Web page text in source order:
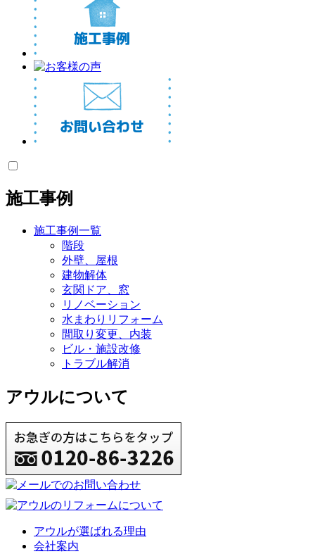
施工事例
施工事例一覧
階段
外壁、屋根
建物解体
玄関ドア、窓
リノベーション
水まわりリフォーム
間取り変更、内装
ビル・施設改修
トラブル解消
アウルについて
アウルが選ばれる理由
会社案内